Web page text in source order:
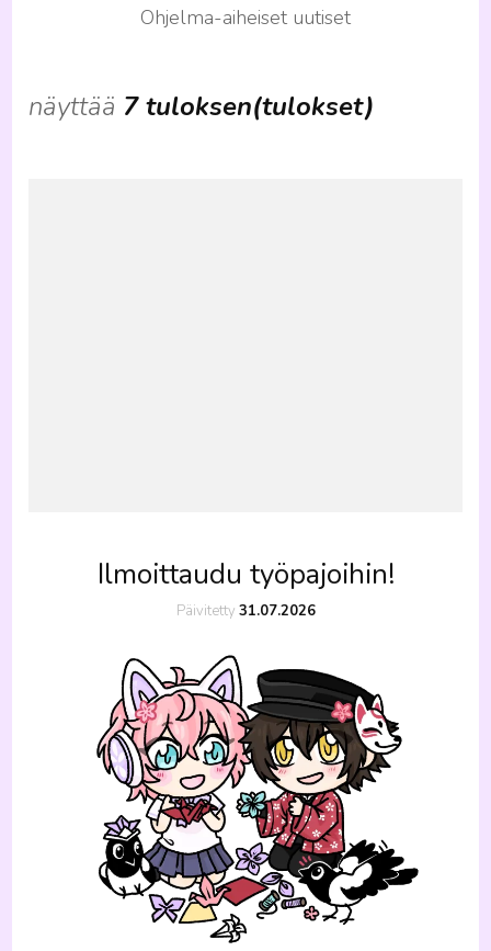
Ohjelma-aiheiset uutiset
näyttää 7 tuloksen(tulokset)
Ilmoittaudu työpajoihin!
Päivitetty 31.07.2026